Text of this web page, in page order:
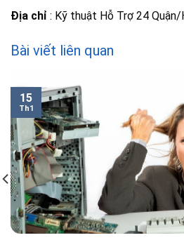
Địa chỉ : Kỹ thuật Hỗ Trợ 24
Bài viết liên quan
15
Th1